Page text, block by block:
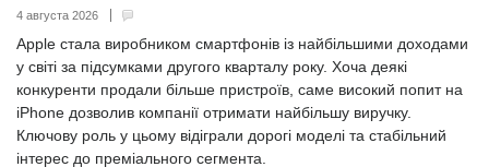
4 августа 2026
Apple стала виробником смартфонів із найбільшими доходами
у світі за підсумками другого кварталу року. Хоча деякі
конкуренти продали більше пристроїв, саме високий попит на
iPhone дозволив компанії отримати найбільшу виручку.
Ключову роль у цьому відіграли дорогі моделі та стабільний
інтерес до преміального сегмента.